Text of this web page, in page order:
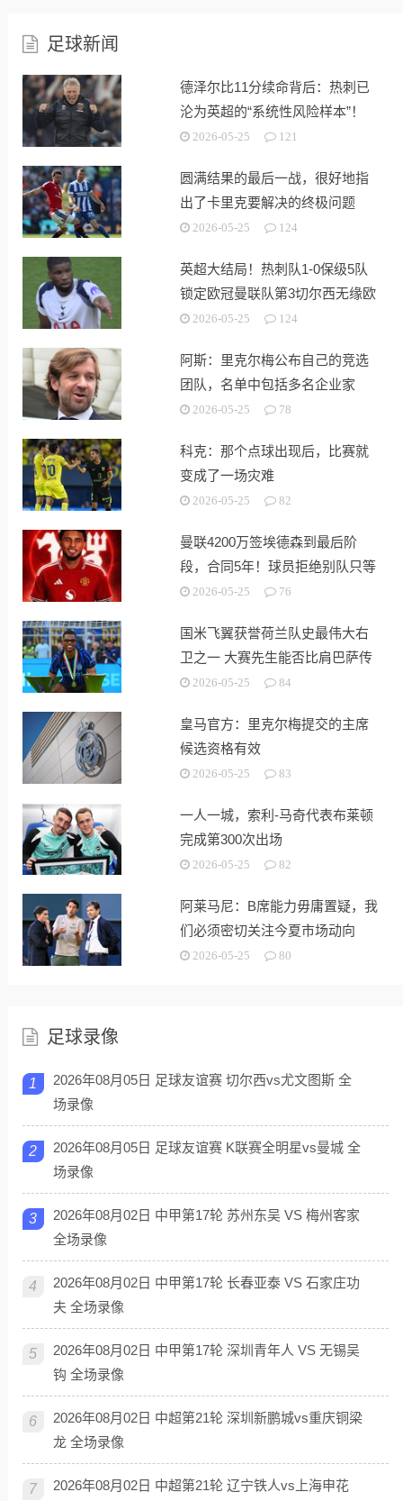
足球新闻
德泽尔比11分续命背后：热刺已
沦为英超的“系统性风险样本”！
2026-05-25 121
圆满结果的最后一战，很好地指
出了卡里克要解决的终极问题
2026-05-25 124
英超大结局！热刺队1-0保级5队
锁定欧冠曼联队第3切尔西无缘欧
战2026-05-25 124
阿斯：里克尔梅公布自己的竞选
团队，名单中包括多名企业家
2026-05-25 78
科克：那个点球出现后，比赛就
变成了一场灾难
2026-05-25 82
曼联4200万签埃德森到最后阶
段，合同5年！球员拒绝别队只等
红魔
2026-05-25 76
国米飞翼获誉荷兰队史最伟大右
卫之一 大赛先生能否比肩巴萨传
奇2026-05-25 84
皇马官方：里克尔梅提交的主席
候选资格有效
2026-05-25 83
一人一城，索利-马奇代表布莱顿
完成第300次出场
2026-05-25 82
阿莱马尼：B席能力毋庸置疑，我
们必须密切关注今夏市场动向
2026-05-25 80
足球录像
1
2026年08月05日 足球友谊赛 切尔西vs尤文图斯 全
场录像
2
2026年08月05日 足球友谊赛 K联赛全明星vs曼城 全
场录像
3
2026年08月02日 中甲第17轮 苏州东吴 VS 梅州客家
全场录像
4
2026年08月02日 中甲第17轮 长春亚泰 VS 石家庄功
夫 全场录像
5
2026年08月02日 中甲第17轮 深圳青年人 VS 无锡吴
钩 全场录像
6
2026年08月02日 中超第21轮 深圳新鹏城vs重庆铜梁
龙 全场录像
7
2026年08月02日 中超第21轮 辽宁铁人vs上海申花